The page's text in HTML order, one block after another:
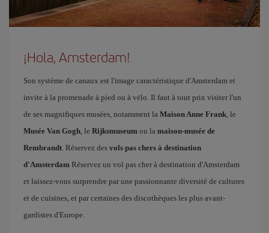
¡Hola, Amsterdam!
Son système de canaux est l'image caractéristique d'Amsterdam et
invite à la promenade à pied ou à vélo. Il faut à tout prix visiter l'un
de ses magnifiques musées, notamment la Maison Anne Frank, le
Musée Van Gogh, le Rijksmuseum ou la maison-musée de
Rembrandt. Réservez des vols pas chers à destination
d'Amsterdam Réservez un vol pas cher à destination d'Amsterdam
et laissez-vous surprendre par une passionnante diversité de cultures
et de cuisines, et par certaines des discothèques les plus avant-
gardistes d'Europe.